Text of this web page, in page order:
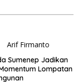
Sumenep Jadikan
Lompatan